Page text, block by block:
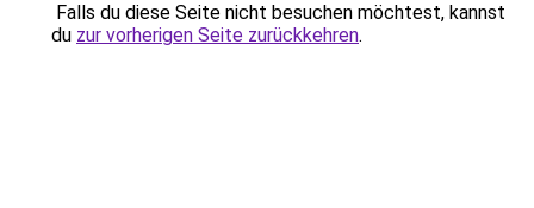
Falls du diese Seite nicht besuchen möchtest, kannst
du zur vorherigen Seite zurückkehren.